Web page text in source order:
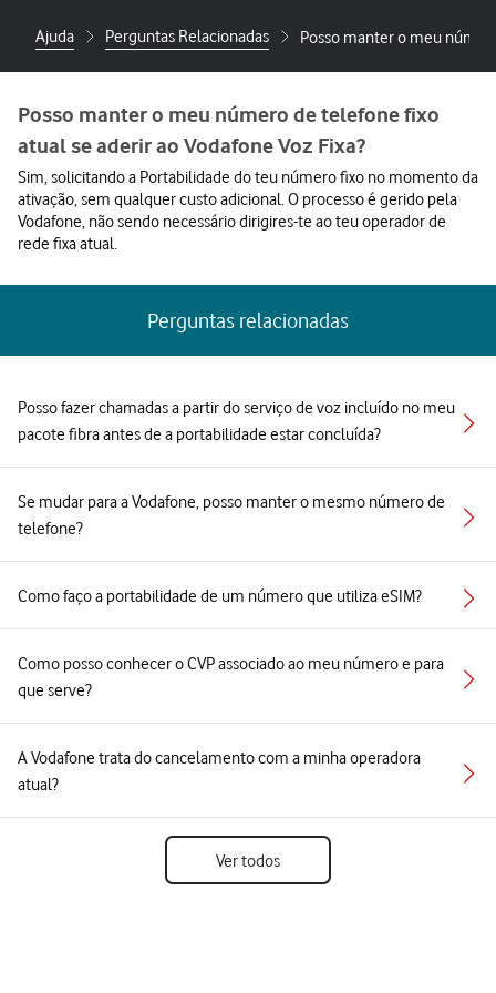
Ajuda Perguntas Relacionadas Posso manter o meu
Posso manter o meu número de telefone fixo
atual se aderir ao Vodafone Voz Fixa?
Sim, solicitando a Portabilidade do teu número fixo no momento da
ativação, sem qualquer custo adicional. O processo é gerido pela
Vodafone, não sendo necessário dirigires-te ao teu operador de
rede fixa atual.
Perguntas relacionadas
Posso fazer chamadas a partir do serviço de voz incluído no meu
pacote fibra antes de a portabilidade estar concluída?
Se mudar para a Vodafone, posso manter o mesmo número de
telefone?
Como faço a portabilidade de um número que utiliza eSIM?
Como posso conhecer o CVP associado ao meu número e para
que serve?
A Vodafone trata do cancelamento com a minha operadora
atual?
Ver todos